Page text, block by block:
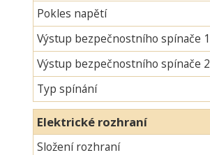
Pokles napětí
Výstup bezpečnostního spínače 1
Výstup bezpečnostního spínače 2
Typ spínání
Elektrické rozhraní
Složení rozhraní